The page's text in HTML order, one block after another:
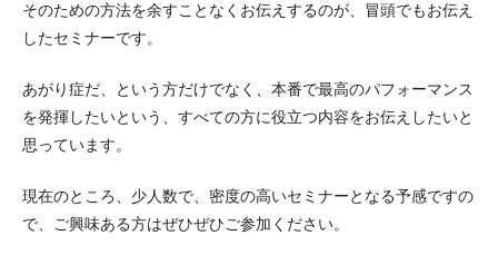
そのための方法を余すことなくお伝えするのが、冒頭でもお伝え
したセミナーです。
あがり症だ、という方だけでなく、本番で最高のパフォーマンス
を発揮したいという、すべての方に役立つ内容をお伝えしたいと
思っています。
現在のところ、少人数で、密度の高いセミナーとなる予感ですの
で、ご興味ある方はぜひぜひご参加ください。